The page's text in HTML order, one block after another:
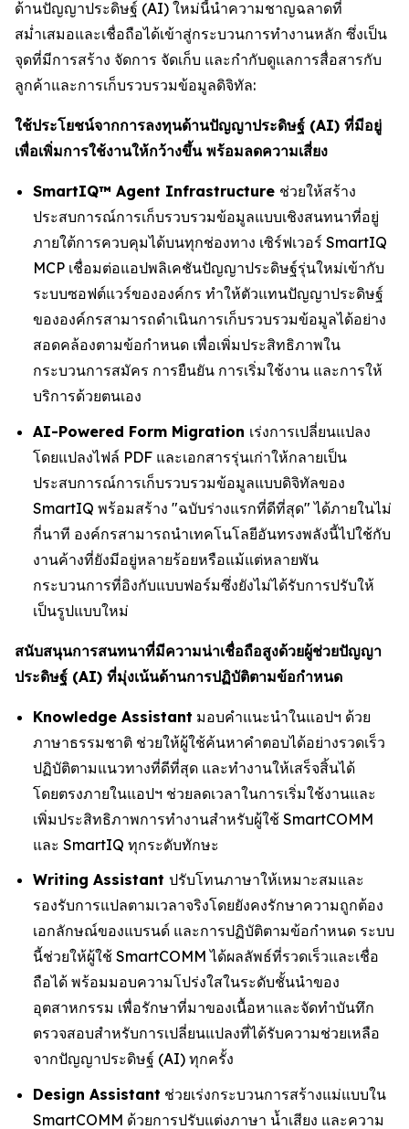
ด้านปัญญาประดิษฐ์ (AI) ใหม่นี้นำความชาญฉลาดที่
สม่ำเสมอและเชื่อถือได้เข้าสู่กระบวนการทำงานหลัก ซึ่งเป็น
จุดที่มีการสร้าง จัดการ จัดเก็บ และกำกับดูแลการสื่อสารกับ
ลูกค้าและการเก็บรวบรวมข้อมูลดิจิทัล:
ใช้ประโยชน์จากการลงทุนด้านปัญญาประดิษฐ์ (AI) ที่มีอยู่
เพื่อเพิ่มการใช้งานให้กว้างขึ้น พร้อมลดความเสี่ยง
SmartIQ™ Agent Infrastructure ช่วยให้สร้าง
ประสบการณ์การเก็บรวบรวมข้อมูลแบบเชิงสนทนาที่อยู่
ภายใต้การควบคุมได้บนทุกช่องทาง เซิร์ฟเวอร์ SmartIQ
MCP เชื่อมต่อแอปพลิเคชันปัญญาประดิษฐ์รุ่นใหม่เข้ากับ
ระบบซอฟต์แวร์ขององค์กร ทำให้ตัวแทนปัญญาประดิษฐ์
ขององค์กรสามารถดำเนินการเก็บรวบรวมข้อมูลได้อย่าง
สอดคล้องตามข้อกำหนด เพื่อเพิ่มประสิทธิภาพใน
กระบวนการสมัคร การยืนยัน การเริ่มใช้งาน และการให้
บริการด้วยตนเอง
AI-Powered Form Migration เร่งการเปลี่ยนแปลง
โดยแปลงไฟล์ PDF และเอกสารรุ่นเก่าให้กลายเป็น
ประสบการณ์การเก็บรวบรวมข้อมูลแบบดิจิทัลของ
SmartIQ พร้อมสร้าง "ฉบับร่างแรกที่ดีที่สุด" ได้ภายในไม่
กี่นาที องค์กรสามารถนำเทคโนโลยีอันทรงพลังนี้ไปใช้กับ
งานค้างที่ยังมีอยู่หลายร้อยหรือแม้แต่หลายพัน
กระบวนการที่อิงกับแบบฟอร์มซึ่งยังไม่ได้รับการปรับให้
เป็นรูปแบบใหม่
สนับสนุนการสนทนาที่มีความน่าเชื่อถือสูงด้วยผู้ช่วยปัญญา
ประดิษฐ์ (AI) ที่มุ่งเน้นด้านการปฏิบัติตามข้อกำหนด
Knowledge Assistant มอบคำแนะนำในแอปฯ ด้วย
ภาษาธรรมชาติ ช่วยให้ผู้ใช้ค้นหาคำตอบได้อย่างรวดเร็ว
ปฏิบัติตามแนวทางที่ดีที่สุด และทำงานให้เสร็จสิ้นได้
โดยตรงภายในแอปฯ ช่วยลดเวลาในการเริ่มใช้งานและ
เพิ่มประสิทธิภาพการทำงานสำหรับผู้ใช้ SmartCOMM
และ SmartIQ ทุกระดับทักษะ
Writing Assistant ปรับโทนภาษาให้เหมาะสมและ
รองรับการแปลตามเวลาจริงโดยยังคงรักษาความถูกต้อง
เอกลักษณ์ของแบรนด์ และการปฏิบัติตามข้อกำหนด ระบบ
นี้ช่วยให้ผู้ใช้ SmartCOMM ได้ผลลัพธ์ที่รวดเร็วและเชื่อ
ถือได้ พร้อมมอบความโปร่งใสในระดับชั้นนำของ
อุตสาหกรรม เพื่อรักษาที่มาของเนื้อหาและจัดทำบันทึก
ตรวจสอบสำหรับการเปลี่ยนแปลงที่ได้รับความช่วยเหลือ
จากปัญญาประดิษฐ์ (AI) ทุกครั้ง
Design Assistant ช่วยเร่งกระบวนการสร้างแม่แบบใน
SmartCOMM ด้วยการปรับแต่งภาษา น้ำเสียง และความ